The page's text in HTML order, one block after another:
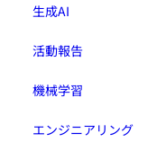
生成AI
活動報告
機械学習
エンジニアリング